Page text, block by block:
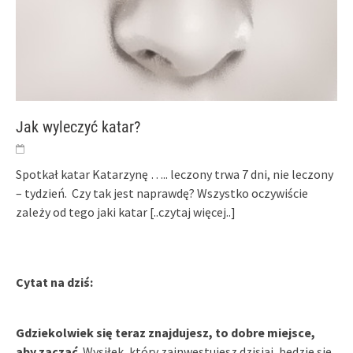
Jak wyleczyć katar?
Spotkał katar Katarzynę ….. leczony trwa 7 dni, nie leczony
– tydzień. Czy tak jest naprawdę? Wszystko oczywiście
zależy od tego jaki katar [..czytaj więcej..]
Cytat na dziś:
Gdziekolwiek się teraz znajdujesz, to dobre miejsce,